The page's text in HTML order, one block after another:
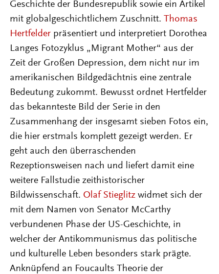
Geschichte der Bundesrepublik sowie ein Artikel
mit globalgeschichtlichem Zuschnitt. Thomas
Hertfelder präsentiert und interpretiert Dorothea
Langes Fotozyklus „Migrant Mother“ aus der
Zeit der Großen Depression, dem nicht nur im
amerikanischen Bildgedächtnis eine zentrale
Bedeutung zukommt. Bewusst ordnet Hertfelder
das bekannteste Bild der Serie in den
Zusammenhang der insgesamt sieben Fotos ein,
die hier erstmals komplett gezeigt werden. Er
geht auch den überraschenden
Rezeptionsweisen nach und liefert damit eine
weitere Fallstudie zeithistorischer
Bildwissenschaft. Olaf Stieglitz widmet sich der
mit dem Namen von Senator McCarthy
verbundenen Phase der US-Geschichte, in
welcher der Antikommunismus das politische
und kulturelle Leben besonders stark prägte.
Anknüpfend an Foucaults Theorie der